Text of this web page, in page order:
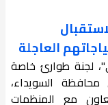
العاجلة
لجنة طوارئ خاصة
السويداء،
مع المنظمات